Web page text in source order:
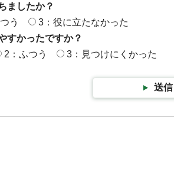
ましたか？
う
3：役に立たなかった
すかったですか？
2：ふつう 3：見つけにくかった
送信